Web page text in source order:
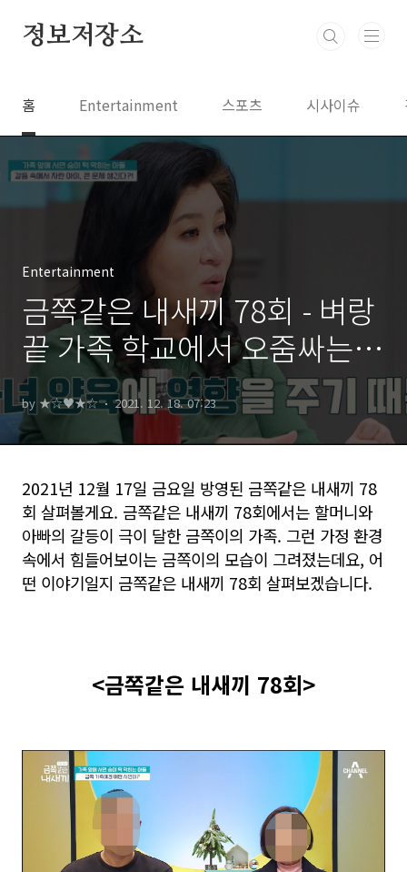
정보저장소
홈 Entertainment 스포츠 시사이슈
Entertainment
금쪽같은 내새끼 78회 - 벼랑
끝 가족 학교에서 오줌싸는
아이
by ★☆♥★☆ 2021. 12. 18. 07:23
2021년 12월 17일 금요일 방영된 금쪽같은 내새끼 78
회 살펴볼게요. 금쪽같은 내새끼 78회에서는 할머니와
아빠의 갈등이 극이 달한 금쪽이의 가족. 그런 가정 환경
속에서 힘들어보이는 금쪽이의 모습이 그려졌는데요, 어
떤 이야기일지 금쪽같은 내새끼 78회 살펴보겠습니다.
<금쪽같은 내새끼 78회>